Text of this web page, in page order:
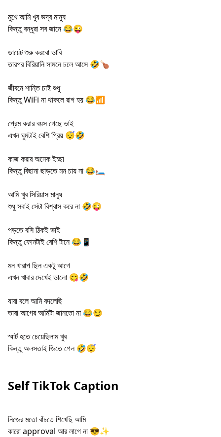
মুখে আমি খুব ভদ্র মানুষ
কিন্তু বন্ধুরা সব জানে 😂😜
ডায়েট শুরু করবো ভাবি
তারপর বিরিয়ানি সামনে চলে আসে 🤣🍗
জীবনে শান্তি চাই শুধু
কিন্তু WiFi না থাকলে রাগ হয় 😂📶
প্রেম করার বয়স গেছে ভাই
এখন ঘুমটাই বেশি প্রিয় 😴🤣
কাজ করার অনেক ইচ্ছা
কিন্তু বিছানা ছাড়তে মন চায় না 😂🛏️
আমি খুব সিরিয়াস মানুষ
শুধু সবাই সেটা বিশ্বাস করে না 🤣😜
পড়তে বসি ঠিকই ভাই
কিন্তু ফোনটাই বেশি টানে 😂📱
মন খারাপ ছিল একটু আগে
এখন খাবার দেখেই ভালো 😋🤣
যারা বলে আমি বদলেছি
তারা আগের আমিটা জানতো না 😂😏
স্মার্ট হতে চেয়েছিলাম খুব
কিন্তু অলসতাই জিতে গেল 🤣😴
Self TikTok Caption
নিজের মতো বাঁচতে শিখেছি আমি
কারো approval আর লাগে না 😎✨